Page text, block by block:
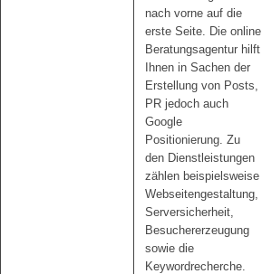
nach vorne auf die
erste Seite. Die online
Beratungsagentur hilft
Ihnen in Sachen der
Erstellung von Posts,
PR jedoch auch
Google
Positionierung. Zu
den Dienstleistungen
zählen beispielsweise
Webseitengestaltung,
Serversicherheit,
Besuchererzeugung
sowie die
Keywordrecherche.